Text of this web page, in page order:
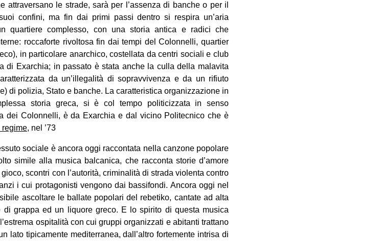
le strade, sarà per l’assenza di banche o per il
confini, ma fin dai primi passi dentro si respira un’aria
quartiere complesso, con una storia antica e radici che
roccaforte rivoltosa fin dai tempi del Colonnelli, quartier
in particolare anarchico, costellata da centri sociali e club
di Exarchia; in passato è stata anche la culla della malavita
da un’illegalità di sopravvivenza e da un rifiuto
di polizia, Stato e banche. La caratteristica organizzazione in
storia greca, si è col tempo politicizzata in senso
dei Colonnelli, è da Exarchia e dal vicino Politecnico che è
regime, nel ’73
sociale è ancora oggi raccontata nella canzone popolare
simile alla musica balcanica, che racconta storie d’amore
scontri con l’autorità, criminalità di strada violenta contro
i cui protagonisti vengono dai bassifondi. Ancora oggi nel
ascoltare le ballate popolari del rebetiko, cantate ad alta
grappa ed un liquore greco. E lo spirito di questa musica
ospitalità con cui gruppi organizzati e abitanti trattano
lato tipicamente mediterranea, dall’altro fortemente intrisa di